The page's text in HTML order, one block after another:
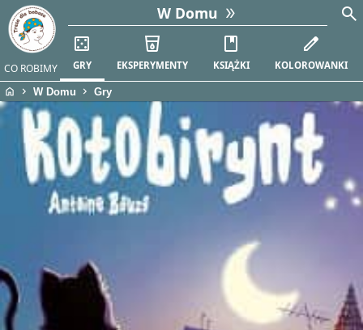
CO ROBIMY
W Domu
casino
GRY
local_drink
EKSPERYMENTY
book
KSIĄŻKI
edit
KOLOROWANKI
search
home chevron_right W Domu chevron_right Gry